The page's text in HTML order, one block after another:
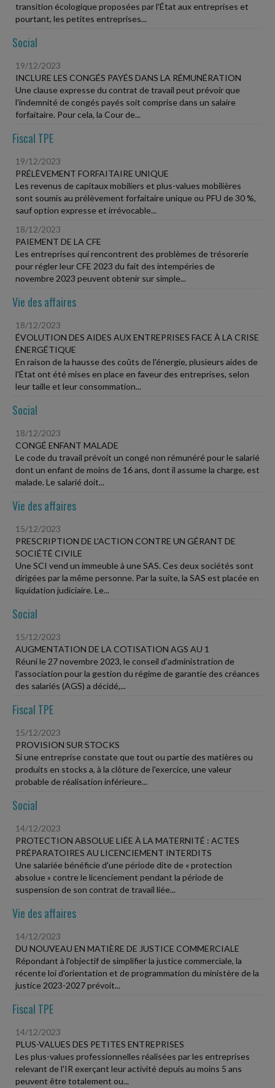
transition écologique proposées par l'État aux entreprises et
pourtant, les petites entreprises...
Social
19/12/2023
INCLURE LES CONGÉS PAYÉS DANS LA RÉMUNÉRATION
Une clause expresse du contrat de travail peut prévoir que
l'indemnité de congés payés soit comprise dans un salaire
forfaitaire. Pour cela, la Cour de...
Fiscal TPE
19/12/2023
PRÉLÈVEMENT FORFAITAIRE UNIQUE
Les revenus de capitaux mobiliers et plus-values mobilières
sont soumis au prélèvement forfaitaire unique ou PFU de 30 %,
sauf option expresse et irrévocable...
18/12/2023
PAIEMENT DE LA CFE
Les entreprises qui rencontrent des problèmes de trésorerie
pour régler leur CFE 2023 du fait des intempéries de
novembre 2023 peuvent obtenir sur simple...
Vie des affaires
18/12/2023
ÉVOLUTION DES AIDES AUX ENTREPRISES FACE À LA CRISE
ÉNERGÉTIQUE
En raison de la hausse des coûts de l'énergie, plusieurs aides de
l'État ont été mises en place en faveur des entreprises, selon
leur taille et leur consommation...
Social
18/12/2023
CONGÉ ENFANT MALADE
Le code du travail prévoit un congé non rémunéré pour le salarié
dont un enfant de moins de 16 ans, dont il assume la charge, est
malade. Le salarié doit...
Vie des affaires
15/12/2023
PRESCRIPTION DE L'ACTION CONTRE UN GÉRANT DE
SOCIÉTÉ CIVILE
Une SCI vend un immeuble à une SAS. Ces deux sociétés sont
dirigées par la même personne. Par la suite, la SAS est placée en
liquidation judiciaire. Le...
Social
15/12/2023
AUGMENTATION DE LA COTISATION AGS AU 1
Réuni le 27 novembre 2023, le conseil d'administration de
l'association pour la gestion du régime de garantie des créances
des salariés (AGS) a décidé,...
Fiscal TPE
15/12/2023
PROVISION SUR STOCKS
Si une entreprise constate que tout ou partie des matières ou
produits en stocks a, à la clôture de l'exercice, une valeur
probable de réalisation inférieure...
Social
14/12/2023
PROTECTION ABSOLUE LIÉE À LA MATERNITÉ : ACTES
PRÉPARATOIRES AU LICENCIEMENT INTERDITS
Une salariée bénéficie d'une période dite de « protection
absolue » contre le licenciement pendant la période de
suspension de son contrat de travail liée...
Vie des affaires
14/12/2023
DU NOUVEAU EN MATIÈRE DE JUSTICE COMMERCIALE
Répondant à l'objectif de simplifier la justice commerciale, la
récente loi d'orientation et de programmation du ministère de la
justice 2023-2027 prévoit...
Fiscal TPE
14/12/2023
PLUS-VALUES DES PETITES ENTREPRISES
Les plus-values professionnelles réalisées par les entreprises
relevant de l'IR exerçant leur activité depuis au moins 5 ans
peuvent être totalement ou...